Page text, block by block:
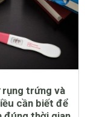
thử thai khi
kết quả